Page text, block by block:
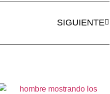
SIGUIENTE